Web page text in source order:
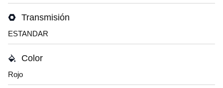
Transmisión
ESTANDAR
Color
Rojo